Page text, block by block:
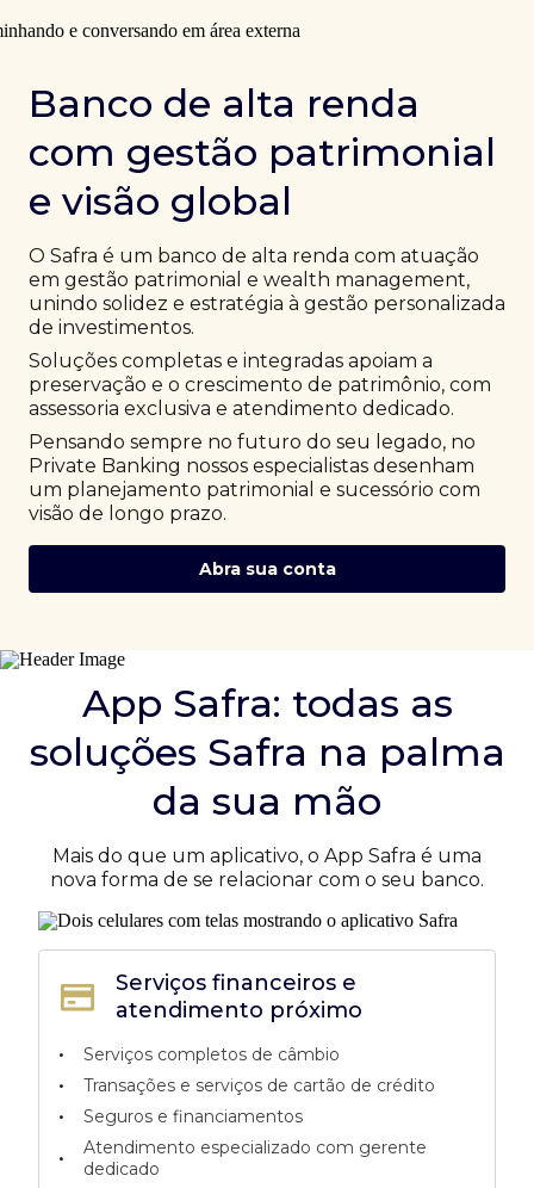
Banco de alta renda
com gestão patrimonial
e visão global
O Safra é um banco de alta renda com atuação
em gestão patrimonial e wealth management,
unindo solidez e estratégia à gestão personalizada
de investimentos.
Soluções completas e integradas apoiam a
preservação e o crescimento de patrimônio, com
assessoria exclusiva e atendimento dedicado.
Pensando sempre no futuro do seu legado, no
Private Banking nossos especialistas desenham
um planejamento patrimonial e sucessório com
visão de longo prazo.
Abra sua conta
App Safra: todas as
soluções Safra na palma
da sua mão
Mais do que um aplicativo, o App Safra é uma
nova forma de se relacionar com o seu banco.
Serviços financeiros e
atendimento próximo
•
Serviços completos de câmbio
• Transações e serviços de cartão de crédito
• Seguros e financiamentos
•
Atendimento especializado com gerente
dedicado